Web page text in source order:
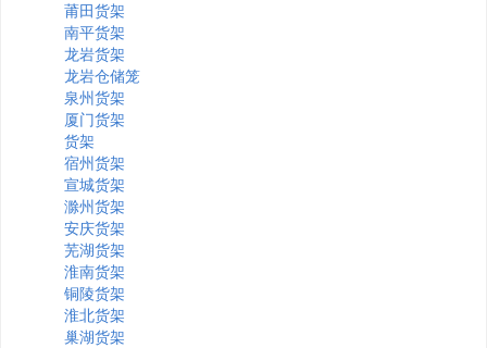
莆田货架
南平货架
龙岩货架
龙岩仓储笼
泉州货架
厦门货架
货架
宿州货架
宣城货架
滁州货架
安庆货架
芜湖货架
淮南货架
铜陵货架
淮北货架
巢湖货架